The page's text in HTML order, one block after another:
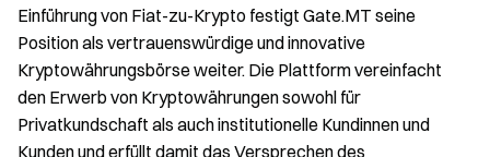
Einführung von Fiat-zu-Krypto festigt Gate.MT seine
Position als vertrauenswürdige und innovative
Kryptowährungsbörse weiter. Die Plattform vereinfacht
den Erwerb von Kryptowährungen sowohl für
Privatkundschaft als auch institutionelle Kundinnen und
Kunden und erfüllt damit das Versprechen des